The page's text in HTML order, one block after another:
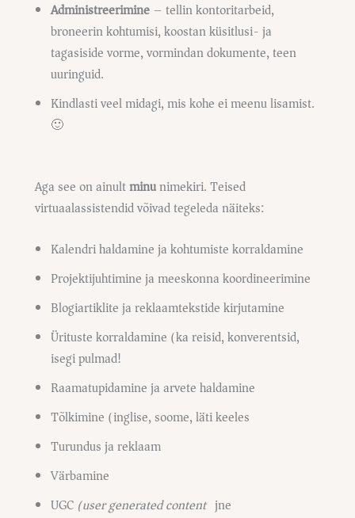
Administreerimine – tellin kontoritarbeid,
broneerin kohtumisi, koostan küsitlusi- ja
tagasiside vorme, vormindan dokumente, teen
uuringuid.
Kindlasti veel midagi, mis kohe ei meenu lisamist.
🙂
Aga see on ainultminunimekiri. Teised
virtuaalassistendid võivad tegeleda näiteks:
Kalendri haldamine ja kohtumiste korraldamine
Projektijuhtimine ja meeskonna koordineerimine
Blogiartiklite ja reklaamtekstide kirjutamine
Ürituste korraldamine (ka reisid, konverentsid,
isegi pulmad!)
Raamatupidamine ja arvete haldamine
Tõlkimine (inglise, soome, läti keeles)
Turundus ja reklaam
Värbamine
UGC (user generated content) jne